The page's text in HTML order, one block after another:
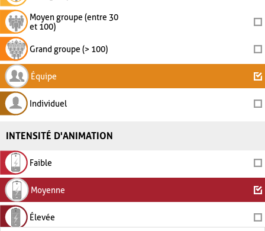
Moyen groupe (entre 30
et 100)
Grand groupe (> 100)
Équipe
Individuel
INTENSITÉ D'ANIMATION
Faible
Moyenne
Élevée